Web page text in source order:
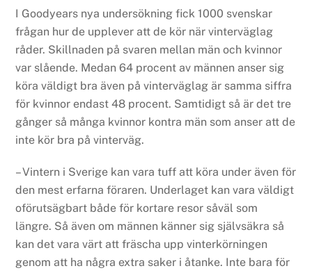
I Goodyears nya undersökning fick 1000 svenskar
frågan hur de upplever att de kör när vinterväglag
råder. Skillnaden på svaren mellan män och kvinnor
var slående. Medan 64 procent av männen anser sig
köra väldigt bra även på vinterväglag är samma siffra
för kvinnor endast 48 procent. Samtidigt så är det tre
gånger så många kvinnor kontra män som anser att de
inte kör bra på vinterväg.
– Vintern i Sverige kan vara tuff att köra under även för
den mest erfarna föraren. Underlaget kan vara väldigt
oförutsägbart både för kortare resor såväl som
längre. Så även om männen känner sig självsäkra så
kan det vara värt att fräscha upp vinterkörningen
genom att ha några extra saker i åtanke. Inte bara för